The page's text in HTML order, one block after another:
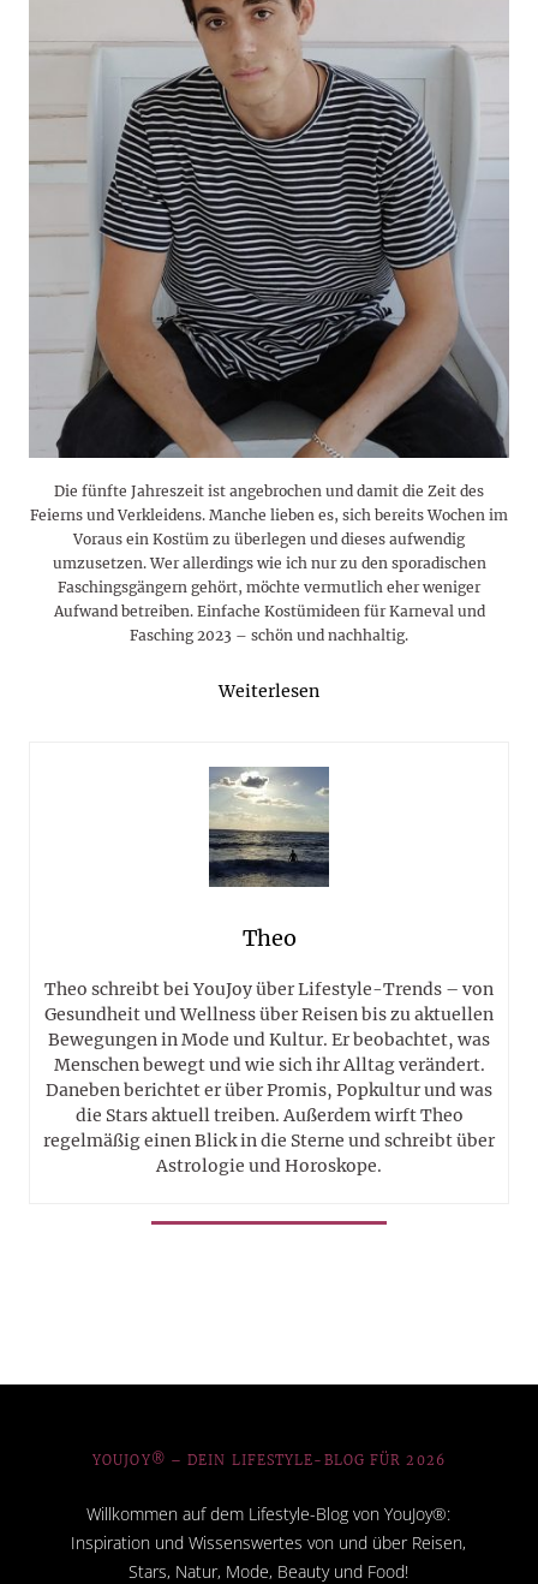
Die fünfte Jahreszeit ist angebrochen und damit die Zeit des
Feierns und Verkleidens. Manche lieben es, sich bereits Wochen im
Voraus ein Kostüm zu überlegen und dieses aufwendig
umzusetzen. Wer allerdings wie ich nur zu den sporadischen
Faschingsgängern gehört, möchte vermutlich eher weniger
Aufwand betreiben. Einfache Kostümideen für Karneval und
Fasching 2023 – schön und nachhaltig.
Weiterlesen
Theo
Theo schreibt bei YouJoy über Lifestyle-Trends – von
Gesundheit und Wellness über Reisen bis zu aktuellen
Bewegungen in Mode und Kultur. Er beobachtet, was
Menschen bewegt und wie sich ihr Alltag verändert.
Daneben berichtet er über Promis, Popkultur und was
die Stars aktuell treiben. Außerdem wirft Theo
regelmäßig einen Blick in die Sterne und schreibt über
Astrologie und Horoskope.
YOUJOY® – DEIN LIFESTYLE-BLOG FÜR 2026
Willkommen auf dem Lifestyle-Blog von YouJoy®:
Inspiration und Wissenswertes von und über Reisen,
Stars, Natur, Mode, Beauty und Food!